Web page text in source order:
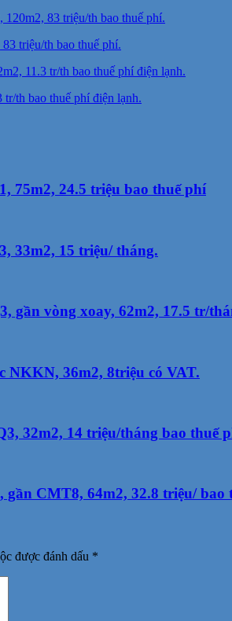
triệu/th bao thuế phí.
th bao thuế phí điện lạnh.
75m2, 24.5 triệu bao thuế phí
33m2, 15 triệu/ tháng.
gần vòng xoay, 62m2, 17.5 tr/
NKKN, 36m2, 8triệu có VAT.
32m2, 14 triệu/tháng bao thuế
CMT8, 64m2, 32.8 triệu/ bao
được đánh dấu *